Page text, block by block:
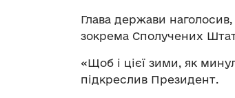
Глава держави
зокрема Сполучених
«Щоб і цієї зими, як
підкреслив Президент.